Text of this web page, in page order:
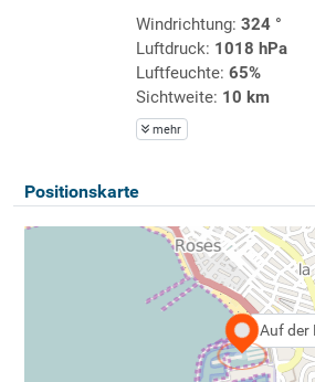
Windrichtung: 324 °
Luftdruck: 1018 hPa
Luftfeuchte: 65%
Sichtweite: 10 km
mehr
Positionskarte
Auf der